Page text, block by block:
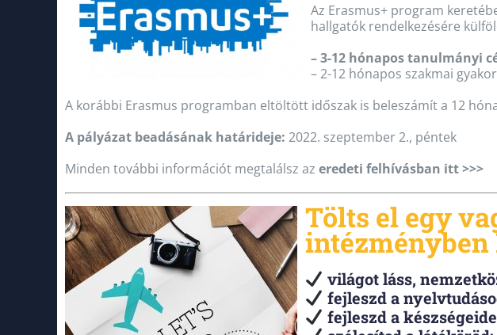
Az Erasmus+ program
hallgatók rendelkezésére
– 3-12 hónapos tanulmányi
– 2-12 hónapos szakmai
A korábbi Erasmus programban eltöltött időszak is beleszámít a 12
A pályázat beadásának határideje: 2022. szeptember 2., péntek
Minden további információt megtalálsz az eredeti felhívásban itt >>>
Tölts el egy
intézményben
világot láss,
fejleszd a
fejleszd a